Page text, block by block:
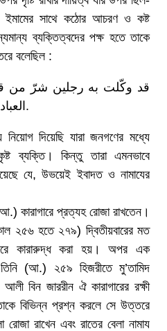
সাথে কঠোর আচরণ ও কষ্ট
ব্যক্তিত্বদের পক্ষ হতে তাকে
বলেছিল :
قد وكّلت به رجلین شرّ من
العبادة و الصّلاه إلى أمر عظیم.
দিয়েছি যারা জনগণের মধ্যে
ব্যক্তি। কিন্তু তারা এমনভাবে
যে, উভয়েই ইবাদত ও নামাযের
কারাগারে প্রত্যহ রোজা রাখতেন।
২৫৬ হতে ২৭৯) দ্বিতীয়বারের মত
কারারুদ্ধ করা হয়। অপর এক
তিনি (আ.) ২৫৯ হিজরীতে মু’তামিদ
আলী বিন জাররীন ঐ কারাগারের রক্ষী
বিভিন্ন প্রশ্ন করলে সে উত্তরে
রোজা রাখেন এবং রাতের বেলা নামায